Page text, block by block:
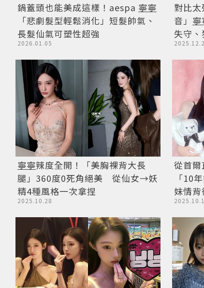
鍋蓋頭也能美成這樣！aespa 寧寧
「悲劇髮型輕鬆消化」短髮帥氣、
長髮仙氣可塑性超強
2026.01.05
對比
音」 寧
失守
寧寧辣度全開！「美胸裸背大長
腿」360度0死角絕美 從仙女→妖
精4種風格一次拿捏
2025.10.28
從首爾
「10
妹情